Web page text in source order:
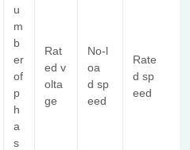
u
m
b
er
of
p
h
a
s
Rat
ed v
olta
ge
No-l
oa
d sp
eed
Rate
d sp
eed